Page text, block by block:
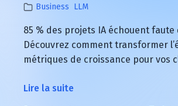
Business LLM
85 % des projets IA échouent faute
Découvrez comment transformer
métriques de croissance pour vos
Lire la suite